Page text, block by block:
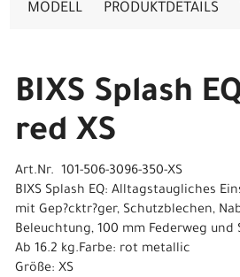
MODELL PRODUKTDETAILS
BIXS Splash
red XS
Art.Nr. 101-506-3096-350-XS
BIXS Splash EQ: Alltagstaugliches
mit Gep?cktr?ger, Schutzblechen,
Beleuchtung, 100 mm Federweg und
Ab 16.2 kg.Farbe: rot metallic
Größe: XS